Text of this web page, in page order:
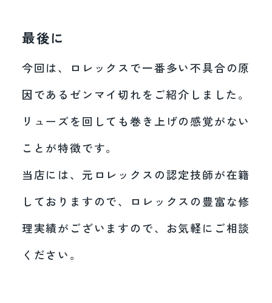
最後に
今回は、ロレックスで一番多い不具合の原
因であるゼンマイ切れをご紹介しました。
リューズを回しても巻き上げの感覚がない
ことが特徴です。
当店には、元ロレックスの認定技師が在籍
しておりますので、ロレックスの豊富な修
理実績がございますので、お気軽にご相談
ください。